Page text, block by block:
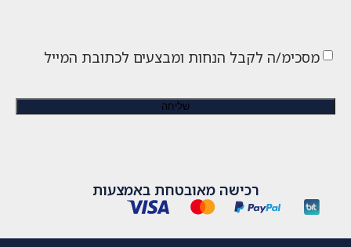
מסכימ/ה לקבל הנחות ומבצעים לכתובת המייל
רכישה מאובטחת באמצעות